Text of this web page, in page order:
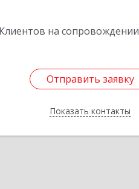
Клиентов на сопровождении
Отправить заявку
Показать контакты
Отправить заявку
Назад